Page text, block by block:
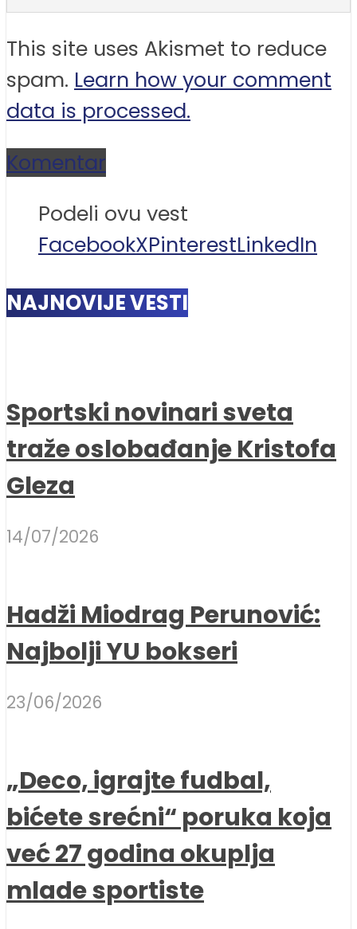
This site uses Akismet to reduce
spam. Learn how your comment
data is processed.
Komentar
Podeli ovu vest
FacebookXPinterestLinkedIn
NAJNOVIJE VESTI
Sportski novinari sveta
traže oslobađanje Kristofa
Gleza
14/07/2026
Hadži Miodrag Perunović:
Najbolji YU bokseri
23/06/2026
„Deco, igrajte fudbal,
bićete srećni“ poruka koja
već 27 godina okuplja
mlade sportiste